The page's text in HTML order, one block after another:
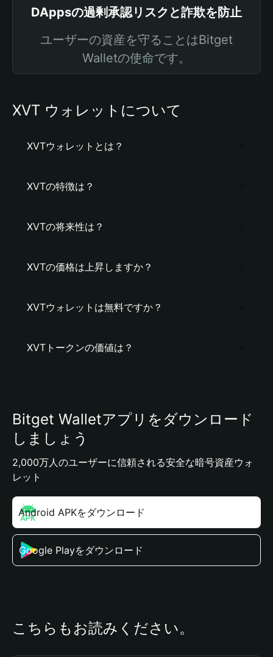
DAppsの過剰承認リスクと詐欺を防止
ユーザーの資産を守ることはBitget
Walletの使命です。
XVT ウォレットについて
XVTウォレットとは？
XVTの特徴は？
XVTの将来性は？
XVTの価格は上昇しますか？
XVTウォレットは無料ですか？
XVTトークンの価値は？
Bitget Walletアプリをダウンロード
しましょう
2,000万人のユーザーに信頼される安全な暗号資産ウォ
レット
Android APKをダウンロード
Google Playをダウンロード
こちらもお読みください。